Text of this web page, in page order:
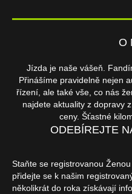
O
Jízda je naše vášeň.
Přinášíme pravidelně nejen
řízení, ale také vše, co nás
najdete aktuality z dopravy
ceny. Šťastné
ODEBÍREJTE
Staňte se registrovanou
přidejte se k našim
několikrát do roka získávají